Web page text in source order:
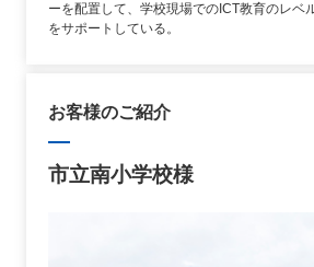
ーを配置して、学校現場でのICT教育のレベ
をサポートしている。
お客様のご紹介
市立南小学校様